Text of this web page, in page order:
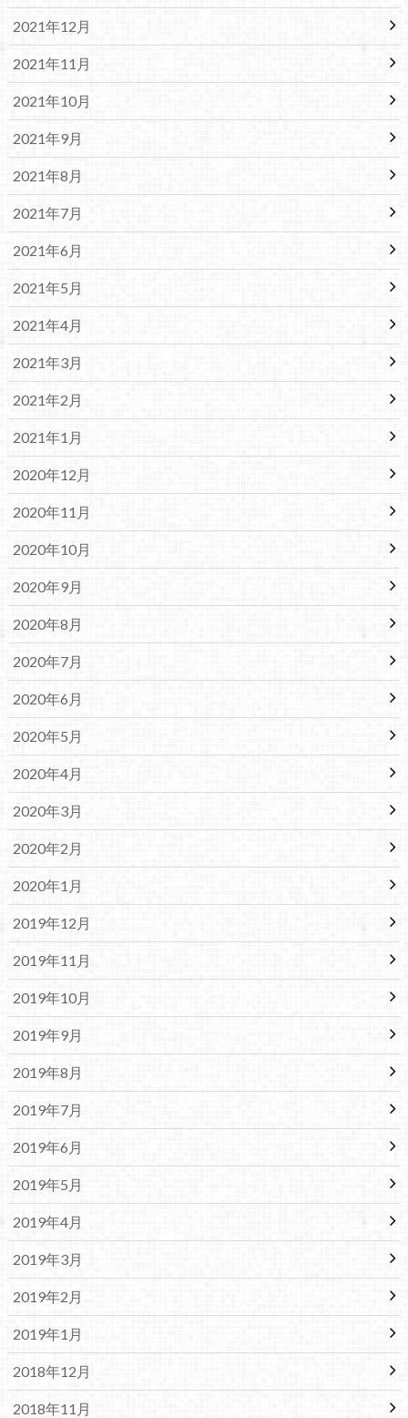
2021年12月
2021年11月
2021年10月
2021年9月
2021年8月
2021年7月
2021年6月
2021年5月
2021年4月
2021年3月
2021年2月
2021年1月
2020年12月
2020年11月
2020年10月
2020年9月
2020年8月
2020年7月
2020年6月
2020年5月
2020年4月
2020年3月
2020年2月
2020年1月
2019年12月
2019年11月
2019年10月
2019年9月
2019年8月
2019年7月
2019年6月
2019年5月
2019年4月
2019年3月
2019年2月
2019年1月
2018年12月
2018年11月